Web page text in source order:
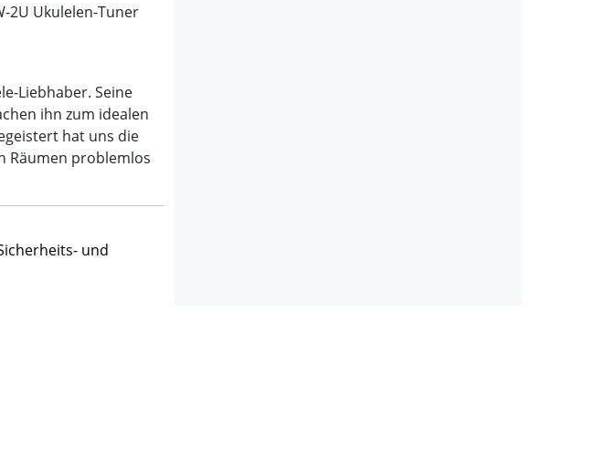
2U Ukulelen-Tuner
Liebhaber. Seine
ihn zum idealen
hat uns die
Räumen problemlos
und